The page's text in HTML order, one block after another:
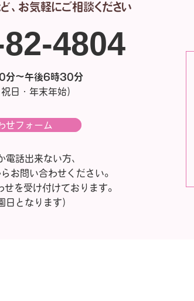
、 お気軽にご相談ください
82-4804
～午後6時30分
日・年末年始）
せフォーム
電話出来ない方、
お問い合わせください。
を受け付けております。
日となります）